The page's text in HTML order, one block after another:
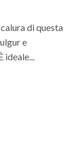
di questa
e
ideale...